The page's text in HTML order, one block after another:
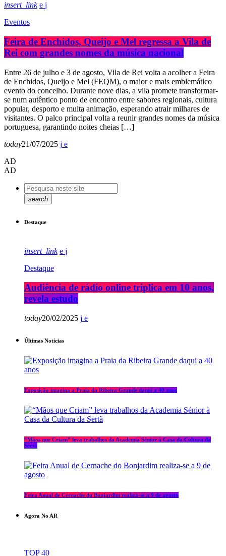
insert_link
Eventos
Feira de Enchidos, Queijo e Mel regressa a Vila de
Rei com grandes nomes da música nacional
Entre 26 de julho e 3 de agosto, Vila de Rei volta a acolher a Feira
de Enchidos, Queijo e Mel (FEQM), o maior e mais emblemático
evento do concelho. Durante nove dias, a vila promete transformar-
se num autêntico ponto de encontro entre sabores regionais, cultura
popular, desporto e muita animação, esperando atrair milhares de
visitantes. O palco principal volta a reunir grandes nomes da música
portuguesa, garantindo noites cheias […]
today21/07/2025
AD
AD
search
Destaque
insert_link
Destaque
Audiência de rádio online triplica em 10 anos,
revela estudo
today20/02/2025
Últimas Notícias
Exposição imagina a Praia da Ribeira Grande daqui a 40 anos
“Mãos que Criam” leva trabalhos da Academia Sénior à Casa da Cultura da
Sertã
Feira Anual de Cernache do Bonjardim realiza-se a 9 de agosto
Agora No AR
TOP 40